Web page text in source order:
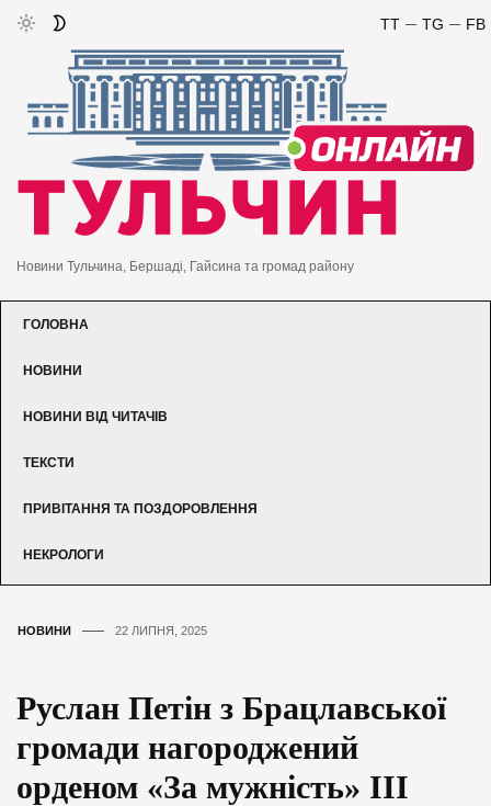
FB
TG
TT
Новини Тульчина, Бершаді, Гайсина та громад району
ГОЛОВНА
НОВИНИ
НОВИНИ ВІД ЧИТАЧІВ
ТЕКСТИ
ПРИВІТАННЯ ТА ПОЗДОРОВЛЕННЯ
НЕКРОЛОГИ
НОВИНИ 22 ЛИПНЯ, 2025
Руслан Петін з Брацлавської
громади нагороджений
орденом «За мужність» III